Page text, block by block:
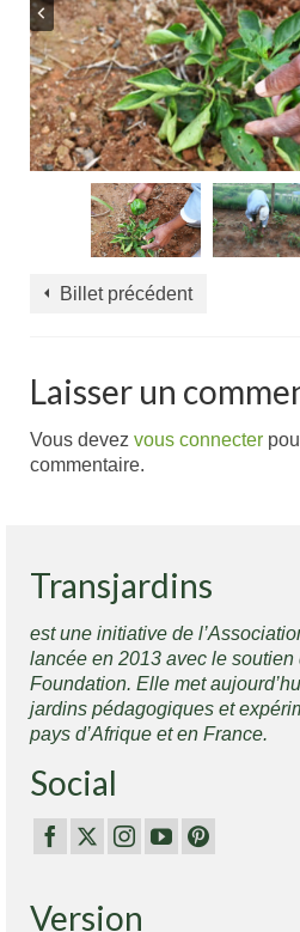
Billet précédent
Laisser un
Vous devez vous connecter
commentaire.
Transjardins
est une initiative de
lancée en 2013 avec le soutien
Foundation. Elle met
jardins pédagogiques et
pays d’Afrique et en France.
Social
Version